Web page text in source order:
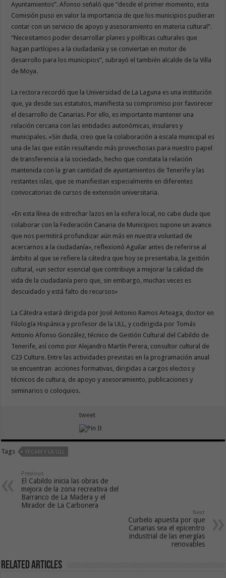
Ayuntamientos”. Afonso señaló que “desde el primer momento, esta
Comisión puso en valor la importancia de que los municipios pudieran
contar con un servicio de apoyo y asesoramiento en materia cultural”.
“Necesitamos poder desarrollar planes y políticas culturales que
hagan partícipes a la ciudadanía y se conviertan en motor de
desarrollo para los municipios”, subrayó el también alcalde de la Villa
de Moya.
La rectora recordó que la Universidad de La Laguna es una institución
que, ya desde sus estatutos, manifiesta su compromiso por favorecer
el desarrollo de Canarias. Por ello, es importante mantener una
relación cercana con las entidades autonómicas, insulares y
municipales. «Sin duda, creo que la colaboración a escala municipal es
una de las que están resultando más provechosas para nuestro papel
de transferencia a la sociedad», hecho que constata la relación
mantenida con la gran cantidad de ayuntamientos de Tenerife y las
restantes islas, que se manifiestan especialmente en diferentes
convocatorias de cursos de extensión universitaria.
«En esta línea de estrechar lazos en la esfera local, no cabe duda que
colaborar con la Federación Canaria de Municipios supone un avance
que nos permitirá profundizar aún más en nuestra voluntad de
acercarnos a la ciudadanía», reflexionó Aguilar antes de referirse al
ámbito al que se refiere la cátedra que hoy se presentaba, la gestión
cultural, «un sector esencial que contribuye a mejorar la calidad de
vida de la ciudadanía pero que, sin embargo, muchas veces es
descuidado y está falto de recursos»
La Cátedra estará dirigida por José Antonio Ramos Arteaga, doctor en
Filología Hispánica y profesor de la ULL, y codirigida por Tomás
Antonio Afonso González, técnico de Gestión Cultural del Cabildo de
Tenerife, así como por Alejandro Martín Perera, consultor cultural de
C23 Culture. Entre las actividades previstas en la programación anual
se encuentran acciones formativas, dirigidas a cargos electos y
técnicos de cultura, de apoyo y asesoramiento, publicaciones y
seminarios o coloquios.
tweet
Tags FECAM Y LA ULL
Previous
El Cabildo inicia las obras de
mejora de la zona recreativa del
Barranco de La Madera y el
Mirador de La Carbonera
Next
Curbelo apuesta por que
Canarias sea el epicentro
industrial de las energías
renovables
Related Articles